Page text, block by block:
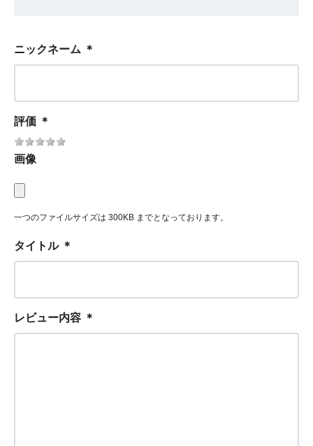
ニックネーム ＊
評価 ＊
画像
一つのファイルサイズは 300KB までとなっております。
タイトル ＊
レビュー内容 ＊